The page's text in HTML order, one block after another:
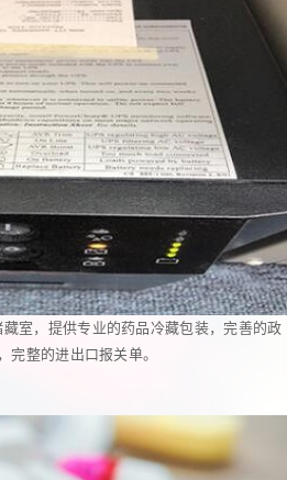
室，提供专业的药品冷藏包装，完善的政
完整的进出口报关单。